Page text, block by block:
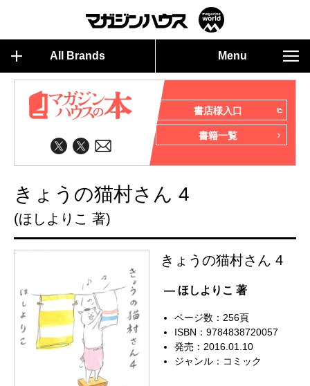
All Brands Menu
書店様入口
書籍一覧
きょうの猫村さん 4
(ほしよりこ 著)
きょうの猫村さん 4
— ほしよりこ 著
ページ数：256頁
ISBN：9784838720057
発売：2016.01.10
ジャンル： コミック